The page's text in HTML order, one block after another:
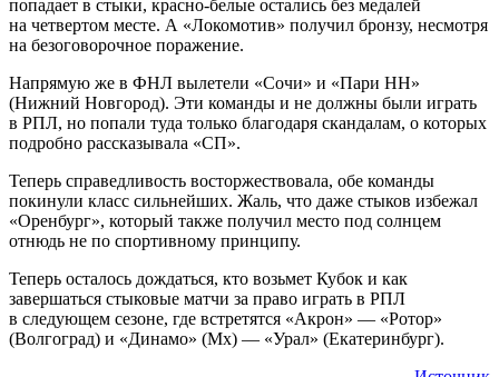
попадает в стыки, красно-белые остались без медалей
на четвертом месте. А «Локомотив» получил бронзу, несмотря
на безоговорочное поражение.
Напрямую же в ФНЛ вылетели «Сочи» и «Пари НН»
(Нижний Новгород). Эти команды и не должны были играть
в РПЛ, но попали туда только благодаря скандалам, о которых
подробно рассказывала «СП».
Теперь справедливость восторжествовала, обе команды
покинули класс сильнейших. Жаль, что даже стыков избежал
«Оренбург», который также получил место под солнцем
отнюдь не по спортивному принципу.
Теперь осталось дождаться, кто возьмет Кубок и как
завершаться стыковые матчи за право играть в РПЛ
в следующем сезоне, где встретятся «Акрон» — «Ротор»
(Волгоград) и «Динамо» (Мх) — «Урал» (Екатеринбург).